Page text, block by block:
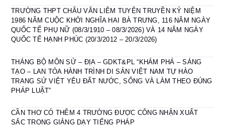
TRƯỜNG THPT CHÂU VĂN LIÊM TUYÊN TRUYỀN KỶ NIỆM
1986 NĂM CUỘC KHỞI NGHĨA HAI BÀ TRƯNG, 116 NĂM NGÀY
QUỐC TẾ PHỤ NỮ (08/3/1910 – 08/3/2026) VÀ 14 NĂM NGÀY
QUỐC TẾ HẠNH PHÚC (20/3/2012 – 20/3/2026)
THÁNG BỘ MÔN SỬ – ĐỊA – GDKT&PL “KHÁM PHÁ – SÁNG
TẠO – LAN TỎA HÀNH TRÌNH DI SẢN VIỆT NAM TỰ HÀO
TRANG SỬ VIỆT YÊU ĐẤT NƯỚC, SỐNG VÀ LÀM THEO ĐÚNG
PHÁP LUẬT”
CẦN THƠ CÓ THÊM 4 TRƯỜNG ĐƯỢC CÔNG NHẬN XUẤT
SẮC TRONG GIẢNG DẠY TIẾNG PHÁP